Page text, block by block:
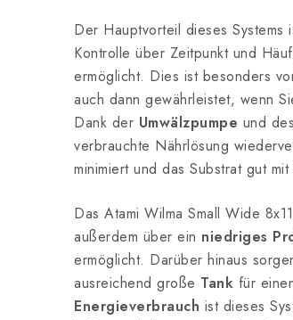
Der Hauptvorteil dieses Systems
Kontrolle über Zeitpunkt und
ermöglicht. Dies ist besonders
auch dann gewährleistet, wenn
Dank der Umwälzpumpe und
verbrauchte Nährlösung
minimiert und das Substrat gut
Das Atami Wilma Small Wide
außerdem über ein niedriges
ermöglicht. Darüber hinaus
ausreichend große Tank für
Energieverbrauch ist dieses